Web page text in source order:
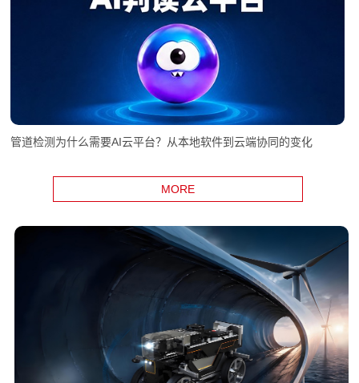
管道检测为什么需要AI云平台？从本地软件到云端协同的变化
MORE